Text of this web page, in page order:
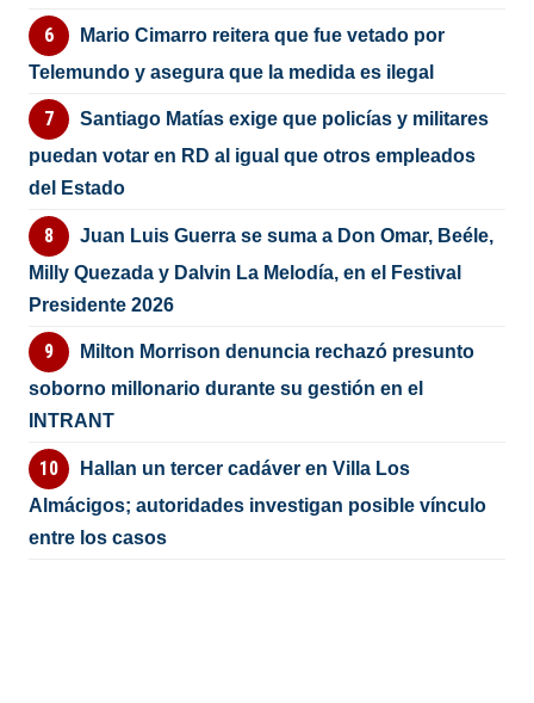
Mario Cimarro reitera que fue vetado por
Telemundo y asegura que la medida es ilegal
Santiago Matías exige que policías y militares
puedan votar en RD al igual que otros empleados
del Estado
Juan Luis Guerra se suma a Don Omar, Beéle,
Milly Quezada y Dalvin La Melodía, en el Festival
Presidente 2026
Milton Morrison denuncia rechazó presunto
soborno millonario durante su gestión en el
INTRANT
Hallan un tercer cadáver en Villa Los
Almácigos; autoridades investigan posible vínculo
entre los casos